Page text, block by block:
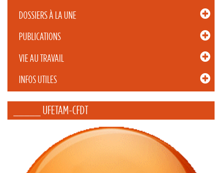
DOSSIERS À LA UNE
PUBLICATIONS
VIE AU TRAVAIL
INFOS UTILES
_____ UFETAM-CFDT